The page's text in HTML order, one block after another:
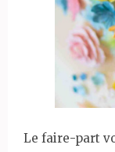
Le faire-part